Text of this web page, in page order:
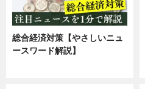
総合経済対策【やさしいニュ
ースワード解説】